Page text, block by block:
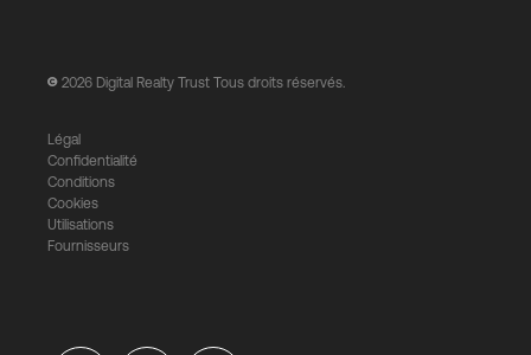
2026 Digital Realty Trust Tous droits réservés.
Légal
Confidentialité
Conditions
Cookies
Utilisations
Fournisseurs